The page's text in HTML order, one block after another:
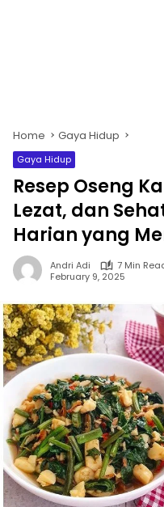
Home Gaya Hidup
Gaya Hidup
Resep Oseng
Lezat, dan
Harian yang
Andri Adi
7 Min
February 9, 2025